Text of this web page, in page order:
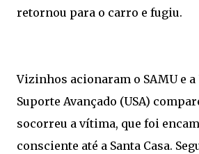
retornou para o carro e fugiu.
Vizinhos acionaram o SAMU e a
Suporte Avançado (USA)
socorreu a vítima, que foi
consciente até a Santa Casa.